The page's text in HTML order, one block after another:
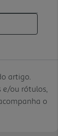
artigo.
ou rótulos,
o